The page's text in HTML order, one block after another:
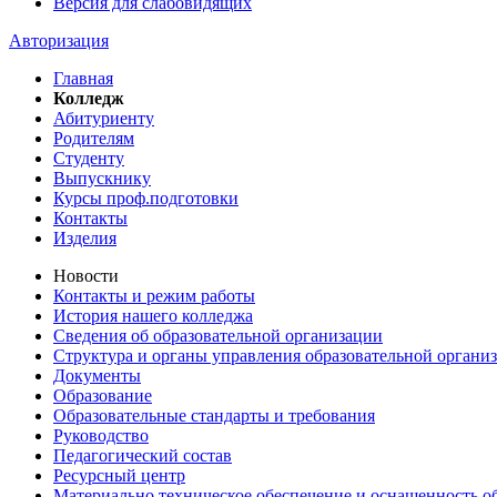
Авторизация
Главная
Колледж
Абитуриенту
Родителям
Студенту
Выпускнику
Курсы проф.подготовки
Контакты
Изделия
Новости
Контакты и режим работы
История нашего колледжа
Сведения об образовательной организации
Структура и органы управления образовательной
Документы
Образование
Образовательные стандарты и требования
Руководство
Педагогический состав
Ресурсный центр